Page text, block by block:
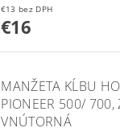
€13 bez DPH
€16
MANŽETA KĹBU
PIONEER 500/ 700,
VNÚTORNÁ